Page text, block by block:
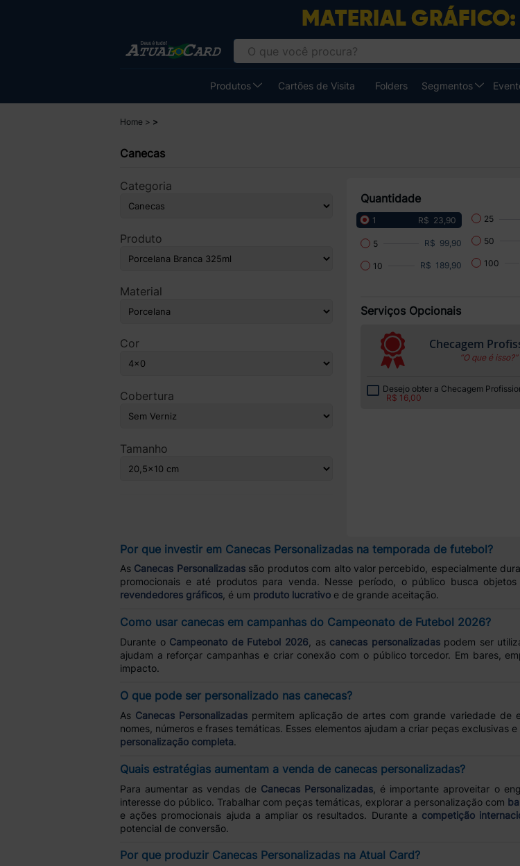
Produtos Cartões de Visita Folders Segmentos
Home
Canecas
Categoria
Produto
Material
Cor
Cobertura
Tamanho
Quantidade
1 R$ 23,90
5 R$ 99,90
10 R$ 189,90
25
50
100
Serviços Opcionais
Checagem
“O que é isso?”
Desejo obter a Checagem
R$ 16,00
Por que investir em Canecas Personalizadas na temporada de futebol?
As Canecas Personalizadassão produtos com alto valor percebido, especialmente
promocionais e até produtos para venda. Nesse período, o público busca
revendedores gráficos, é um produto lucrativo e de grande aceitação.
Como usar canecas em campanhas do Campeonato de Futebol 2026?
Durante o Campeonato de Futebol 2026 , as canecas personalizadaspodem ser
ajudam a reforçar campanhas e criar conexão com o público torcedor. Em bares,
impacto.
O que pode ser personalizado nas canecas?
As Canecas Personalizadas permitem aplicação de artes com grande variedade de
nomes, números e frases temáticas. Esses elementos ajudam a criar peças exclusivas
personalização completa.
Quais estratégias aumentam a venda de canecas personalizadas?
Para aumentar as vendas de Canecas Personalizadas, é importante aproveitar o
interesse do público. Trabalhar com peças temáticas, explorar a personalização com
e ações promocionais ajuda a ampliar os resultados. Durante a competição
potencial de conversão.
Por que produzir Canecas Personalizadas na Atual Card?